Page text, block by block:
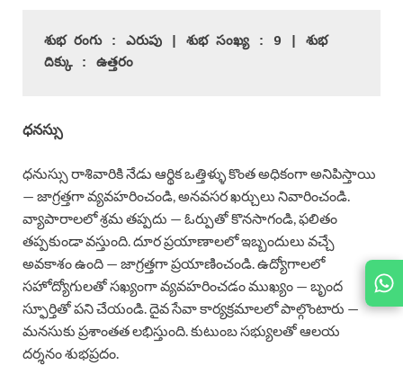
JOIN
US ON
శుభ రంగు : ఎరుపు | శుభ సంఖ్య : 9 | శుభ
దిక్కు : ఉత్తరం
ధనస్సు
ధనుస్సు రాశివారికి నేడు ఆర్థిక ఒత్తిళ్ళు కొంత అధికంగా అనిపిస్తాయి
— జాగ్రత్తగా వ్యవహరించండి, అనవసర ఖర్చులు నివారించండి.
వ్యాపారాలలో శ్రమ తప్పదు — ఓర్పుతో కొనసాగండి, ఫలితం
తప్పకుండా వస్తుంది. దూర ప్రయాణాలలో ఇబ్బందులు వచ్చే
అవకాశం ఉంది — జాగ్రత్తగా ప్రయాణించండి. ఉద్యోగాలలో
సహోద్యోగులతో సఖ్యంగా వ్యవహరించడం ముఖ్యం — బృంద
స్ఫూర్తితో పని చేయండి. దైవ సేవా కార్యక్రమాలలో పాల్గొంటారు —
మనసుకు ప్రశాంతత లభిస్తుంది. కుటుంబ సభ్యులతో ఆలయ
దర్శనం శుభప్రదం.